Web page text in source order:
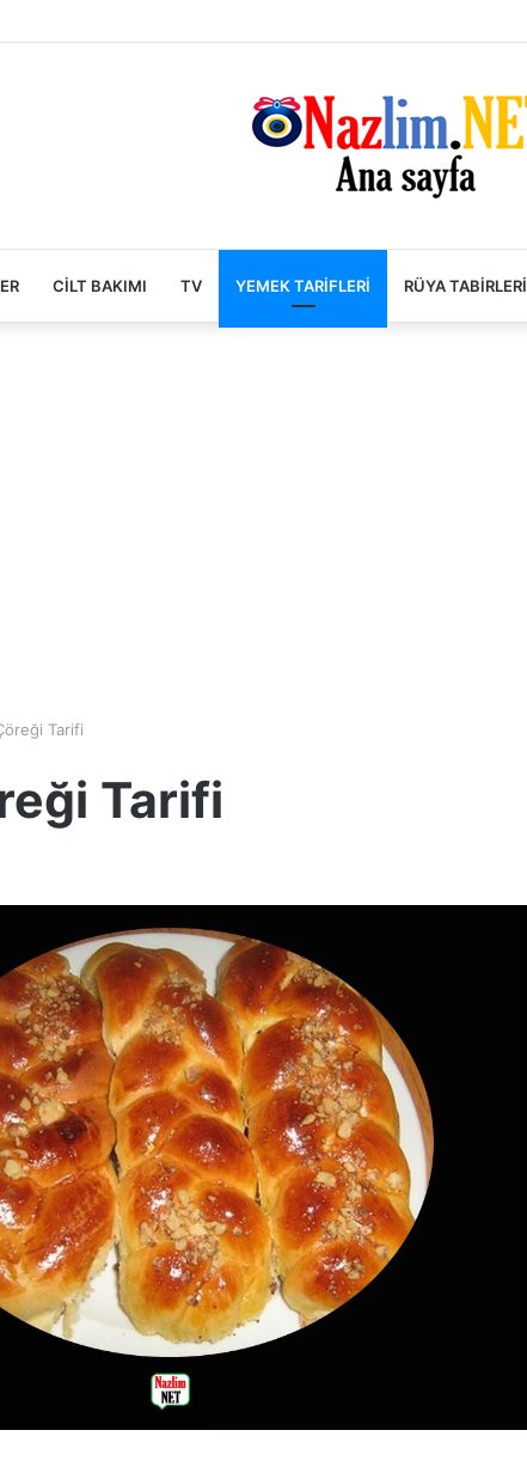
CILT BAKIMI TV YEMEK TARIFLERI RÜYA TABIRLERI
Tarifi
Tarifi